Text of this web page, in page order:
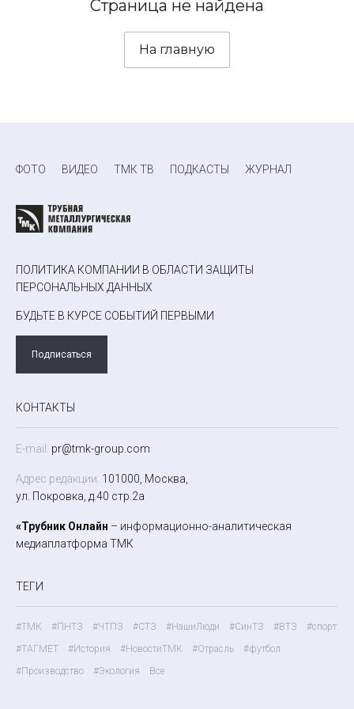
Страница не найдена
На главную
ФОТО ВИДЕО ТМК ТВ ПОДКАСТЫ ЖУРНАЛ
ПОЛИТИКА КОМПАНИИ В ОБЛАСТИ ЗАЩИТЫ
ПЕРСОНАЛЬНЫХ ДАННЫХ
БУДЬТЕ В КУРСЕ СОБЫТИЙ ПЕРВЫМИ
Подписаться
КОНТАКТЫ
E-mail: pr@tmk-group.com
Адрес редакции: 101000, Москва,
ул. Покровка, д.40 стр.2а
«Трубник Онлайн – информационно-аналитическая
медиаплатформа ТМК
ТЕГИ
#ТМК #ПНТЗ #ЧТПЗ #СТЗ #НашиЛюди #СинТЗ #ВТЗ
#спорт
#ТАГМЕТ
#История #НовостиТМК #Отрасль
#футбол
#Производство
#Экология Все